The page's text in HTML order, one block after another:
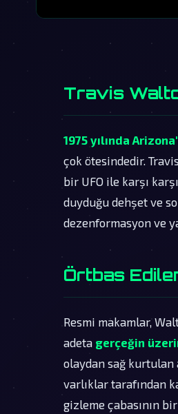
Travis
1975 yılında
çok ötesindedir.
bir UFO ile karşı
duyduğu dehşet ve
dezenformasyon ve
Örtbas
Resmi makamlar,
adeta gerçeğin
olaydan sağ kurtulan
varlıklar tarafından
gizleme çabasının